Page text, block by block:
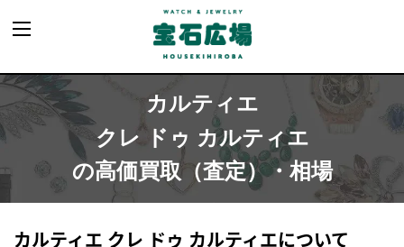
カルティエ
クレ ドゥ カルティエ
の高価買取（査定）・相場
カルティエ クレ ドゥ カルティエについて